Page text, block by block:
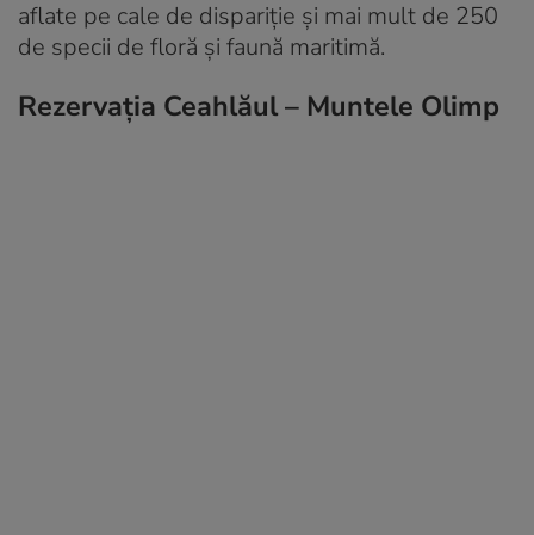
aflate pe cale de dispariție și mai mult de 250
de specii de floră și faună maritimă.
Rezervația Ceahlăul – Muntele Olimp